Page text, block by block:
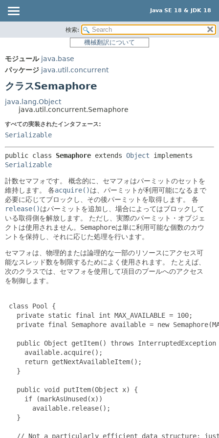
Java SE 18 & JDK 18
パッケージ
使用
ツリー
プレビュー
新規
非推奨
索引
ヘルプ
サマリー:
ネスト済
詳細:
メソッド
検索:
機械翻訳について
モジュール java.base
パッケージ java.util.concurrent
クラスSemaphore
java.lang.Object
java.util.concurrent.Semaphore
すべての実装されたインタフェース:
Serializable
public class Semaphore extends Object
Serializable
計数セマフォです。
概念的に、セマフォはパーミットのセットを
維持します。
各acquire()は、パーミットが利用可能になるまで
必要に応じてブロックし、その後パーミットを取得します。
各
release()はパーミットを追加し、場合によってはブロックして
いる取得側を解放します。
ただし、実際のパーミット・オブジェ
クトは使用されません。 Semaphoreは単に利用可能な個数のカウ
ントを保持し、それに応じた処理を行います。
セマフォは、物理的または論理的な一部のリソースにアクセス可
能なスレッド数を制限するためによく使用されます。
たとえば、
次のクラスでは、セマフォを使用して項目のプールへのアクセス
を制御します。
class Pool {
   private static final int MAX_AVAILABLE = 100;
private final Semaphore available = new
public Object getItem() throws InterruptedException
     available.acquire();
     return getNextAvailableItem();
   }
   public void putItem(Object x) {
     if (markAsUnused(x))
       available.release();
   }
// Not a particularly efficient data structure;